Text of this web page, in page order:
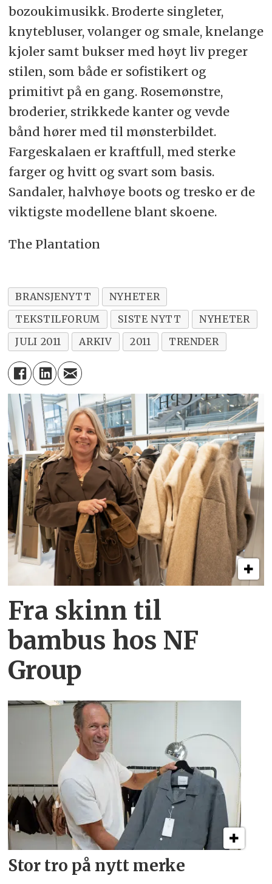
bozoukimusikk. Broderte singleter,
knytebluser, volanger og smale, knelange
kjoler samt bukser med høyt liv preger
stilen, som både er sofistikert og
primitivt på en gang. Rosemønstre,
broderier, strikkede kanter og vevde
bånd hører med til mønsterbildet.
Fargeskalaen er kraftfull, med sterke
farger og hvitt og svart som basis.
Sandaler, halvhøye boots og tresko er de
viktigste modellene blant skoene.
The Plantation
BRANSJENYTT
NYHETER
TEKSTILFORUM
SISTE NYTT
NYHETER
JULI 2011
ARKIV 2011 TRENDER
Fra skinn til
bambus hos NF
Group
Stor tro på nytt merke